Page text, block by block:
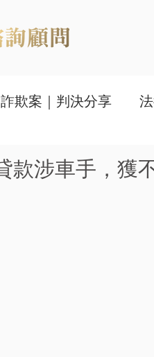
詐欺案｜判決分享
款涉車手，獲